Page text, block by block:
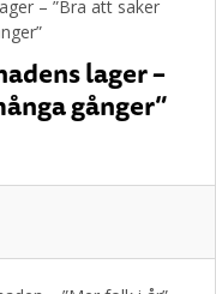
lager –
gånger”